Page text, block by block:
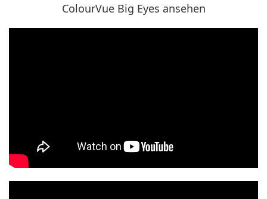
ColourVue Big Eyes ansehen